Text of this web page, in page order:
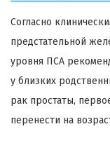
Согласно
предстательной
уровня ПСА
у близких
рак простаты,
перенести на